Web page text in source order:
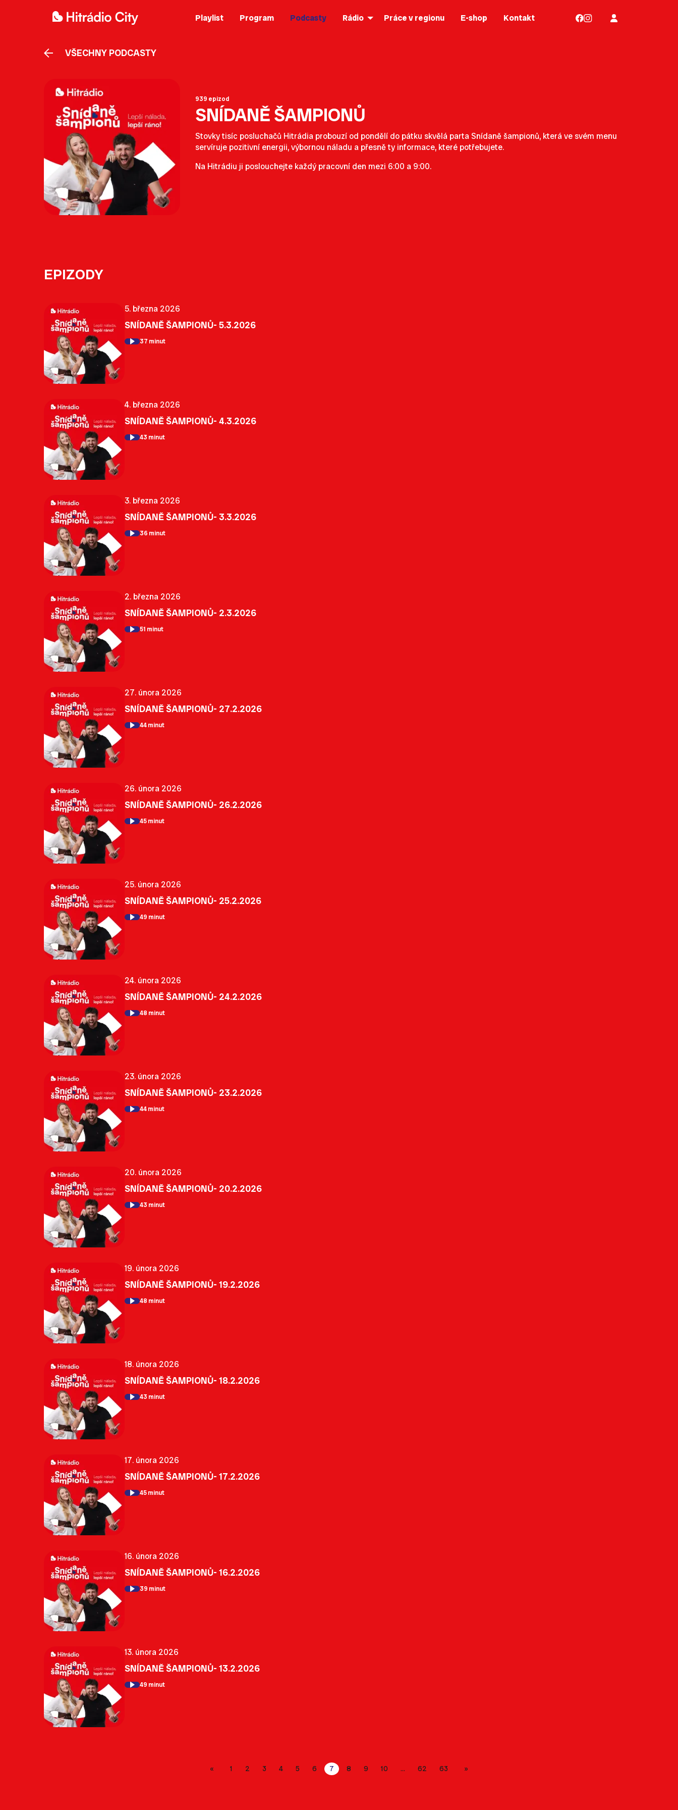
Playlist Program Podcasty Rádio Práce v regionu E-shop Kontakt
VŠECHNY PODCASTY
939 epizod
SNÍDANĚ ŠAMPIONŮ
Stovky tisíc posluchačů Hitrádia probouzí od pondělí do pátku skvělá parta Snídaně šampionů, která ve svém menu
servíruje pozitivní energii, výbornou náladu a přesně ty informace, které potřebujete.
Na Hitrádiu ji poslouchejte každý pracovní den mezi 6:00 a 9:00.
EPIZODY
5. března 2026
SNÍDANĚ ŠAMPIONŮ- 5.3.2026
37 minut
4. března 2026
SNÍDANĚ ŠAMPIONŮ- 4.3.2026
43 minut
3. března 2026
SNÍDANĚ ŠAMPIONŮ- 3.3.2026
36 minut
2. března 2026
SNÍDANĚ ŠAMPIONŮ- 2.3.2026
51 minut
27. února 2026
SNÍDANĚ ŠAMPIONŮ- 27.2.2026
44 minut
26. února 2026
SNÍDANĚ ŠAMPIONŮ- 26.2.2026
45 minut
25. února 2026
SNÍDANĚ ŠAMPIONŮ- 25.2.2026
49 minut
24. února 2026
SNÍDANĚ ŠAMPIONŮ- 24.2.2026
48 minut
23. února 2026
SNÍDANĚ ŠAMPIONŮ- 23.2.2026
44 minut
20. února 2026
SNÍDANĚ ŠAMPIONŮ- 20.2.2026
43 minut
19. února 2026
SNÍDANĚ ŠAMPIONŮ- 19.2.2026
48 minut
18. února 2026
SNÍDANĚ ŠAMPIONŮ- 18.2.2026
43 minut
17. února 2026
SNÍDANĚ ŠAMPIONŮ- 17.2.2026
45 minut
16. února 2026
SNÍDANĚ ŠAMPIONŮ- 16.2.2026
39 minut
13. února 2026
SNÍDANĚ ŠAMPIONŮ- 13.2.2026
49 minut
1 2 3 4 5 6 7 8 9 10 62 63